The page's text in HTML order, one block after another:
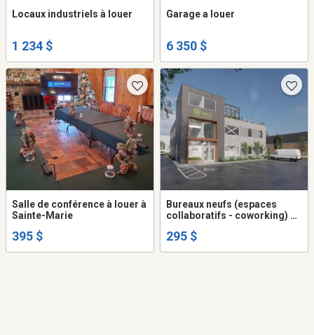
Locaux industriels à louer
1 234 $
Garage a louer
6 350 $
Salle de conférence à louer à
Sainte-Marie
395 $
Bureaux neufs (espaces
collaboratifs - coworking) à
SAINTE-MARIE
295 $